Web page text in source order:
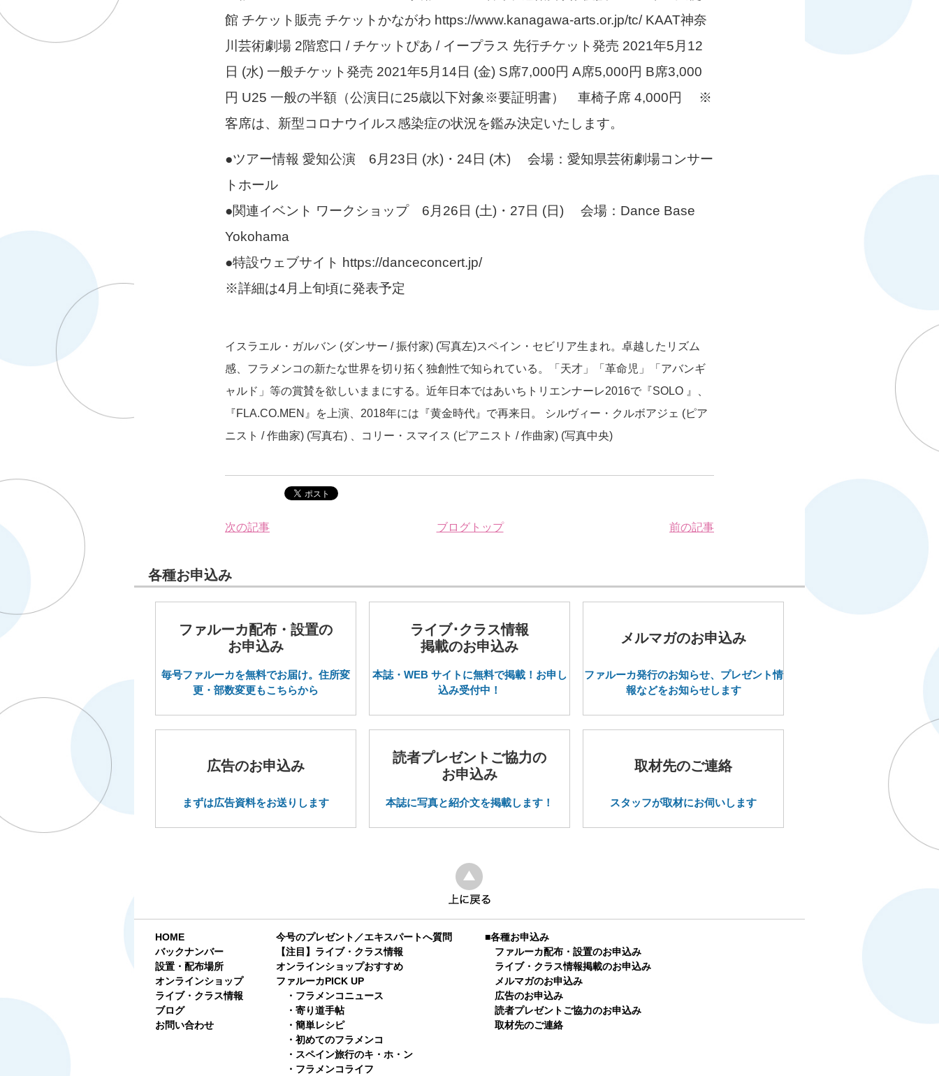
館 チケット販売 チケットかながわ https://www.kanagawa-arts.or.jp/tc/ KAAT神奈
川芸術劇場 2階窓口 / チケットぴあ / イープラス 先行チケット発売 2021年5月12
日 (水) 一般チケット発売 2021年5月14日 (金) S席7,000円 A席5,000円 B席3,000
円 U25 一般の半額（公演日に25歳以下対象※要証明書） 車椅子席 4,000円 ※
客席は、新型コロナウイルス感染症の状況を鑑み決定いたします。
●ツアー情報 愛知公演 6月23日 (水)・24日 (木) 会場：愛知県芸術劇場コンサー
トホール
●関連イベント ワークショップ 6月26日 (土)・27日 (日) 会場：Dance Base
Yokohama
●特設ウェブサイト https://danceconcert.jp/
※詳細は4月上旬頃に発表予定
イスラエル・ガルバン (ダンサー / 振付家) (写真左)スペイン・セビリア生まれ。卓越したリズム
感、フラメンコの新たな世界を切り拓く独創性で知られている。「天才」「革命児」「アバンギ
ャルド」等の賞賛を欲しいままにする。近年日本ではあいちトリエンナーレ2016で『SOLO 』、
『FLA.CO.MEN』を上演、2018年には『黄金時代』で再来日。 シルヴィー・クルボアジェ (ピア
ニスト / 作曲家) (写真右) 、コリー・スマイス (ピアニスト / 作曲家) (写真中央)
次の記事 ブログトップ 前の記事
各種お申込み
ファルーカ配布・設置の
お申込み
毎号ファルーカを無料でお届け。住所変
更・部数変更もこちらから
ライブ･クラス情報
掲載のお申込み
本誌・WEB サイトに無料で掲載！お申し
込み受付中！
メルマガのお申込み
ファルーカ発行のお知らせ、プレゼント情
報などをお知らせします
広告のお申込み
まずは広告資料をお送りします
読者プレゼントご協力の
お申込み
本誌に写真と紹介文を掲載します！
取材先のご連絡
スタッフが取材にお伺いします
HOME
バックナンバー
設置・配布場所
オンラインショップ
ライブ・クラス情報
ブログ
お問い合わせ
今号のプレゼント／エキスパートへ質問
【注目】ライブ・クラス情報
オンラインショップおすすめ
ファルーカPICK UP
・フラメンコニュース
・寄り道手帖
・簡単レシピ
・初めてのフラメンコ
・スペイン旅行のキ・ホ・ン
・フラメンコライフ
■各種お申込み
ファルーカ配布・設置のお申込み
ライブ・クラス情報掲載のお申込み
メルマガのお申込み
広告のお申込み
読者プレゼントご協力のお申込み
取材先のご連絡